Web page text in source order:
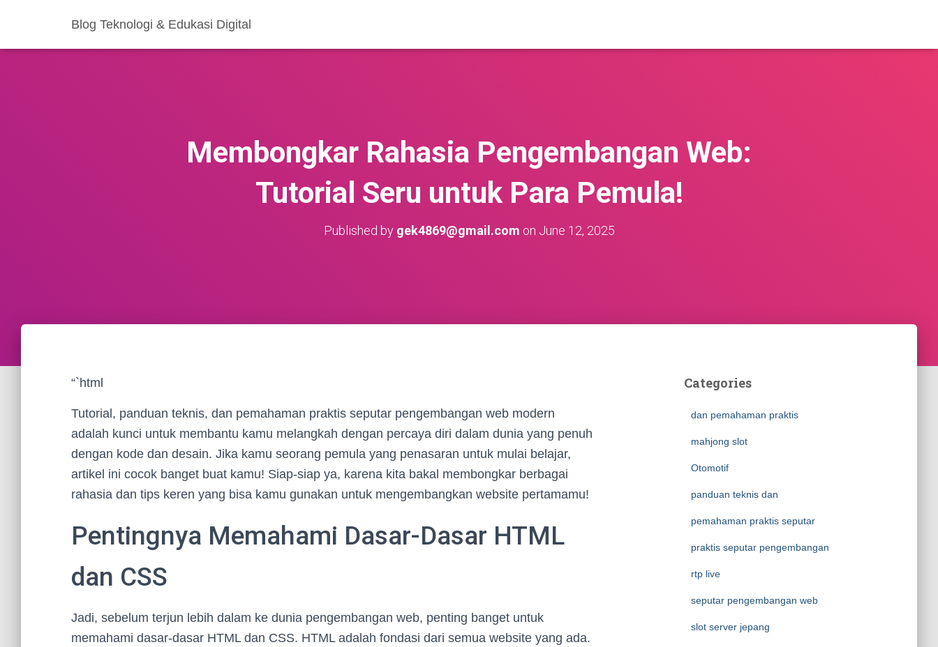
Blog Teknologi & Edukasi Digital
Membongkar Rahasia Pengembangan Web:
Tutorial Seru untuk Para Pemula!
Published by gek4869@gmail.com on June 12, 2025
“`html
Tutorial, panduan teknis, dan pemahaman praktis seputar pengembangan web modern
adalah kunci untuk membantu kamu melangkah dengan percaya diri dalam dunia yang penuh
dengan kode dan desain. Jika kamu seorang pemula yang penasaran untuk mulai belajar,
artikel ini cocok banget buat kamu! Siap-siap ya, karena kita bakal membongkar berbagai
rahasia dan tips keren yang bisa kamu gunakan untuk mengembangkan website pertamamu!
Pentingnya Memahami Dasar-Dasar HTML
dan CSS
Jadi, sebelum terjun lebih dalam ke dunia pengembangan web, penting banget untuk
memahami dasar-dasar HTML dan CSS. HTML adalah fondasi dari semua website yang ada.
Categories
dan pemahaman praktis
mahjong slot
Otomotif
panduan teknis dan
pemahaman praktis seputar
praktis seputar pengembangan
rtp live
seputar pengembangan web
slot server jepang